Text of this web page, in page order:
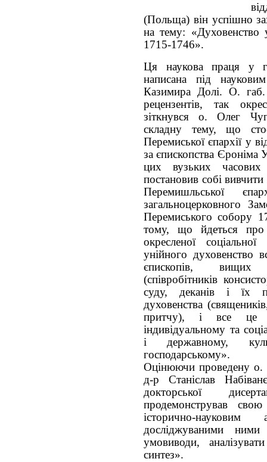
(Польща) він успішно
на тему: «Духовенство
1715-1746».
Ця наукова праця у
написана під
Казимира Долі. О.
рецензентів, так
зіткнувся о. Олег
складну тему, що
Перемиської єпархії у
за єпископства
цих вузьких часових
постановив собі вивчити
Перемишльської
загальноцерковного
Перемиського собору
тому, що йдеться про
окресленої
унійного духовенство
єпископів, вищих
(співробітників
суду, деканів і їх
духовенства
притчу), і все це в
індивідуальному та
і державному,
господарському».
Оцінюючи проведену
д-р Станіслав
докторської
продемонстрував
історично-
досліджуваними
умовиводи,
синтез».